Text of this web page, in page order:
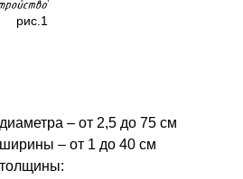
рис.1
– от 2,5 до 75 см
– от 1 до 40 см